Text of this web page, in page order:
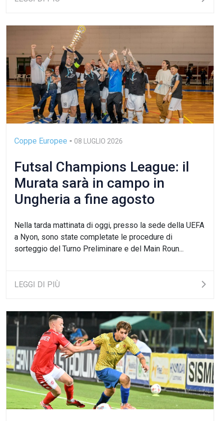
Coppe Europee - 08 LUGLIO 2026
Futsal Champions League: il
Murata sarà in campo in
Ungheria a fine agosto
Nella tarda mattinata di oggi, presso la sede della UEFA
a Nyon, sono state completate le procedure di
sorteggio del Turno Preliminare e del Main Roun...
LEGGI DI PIÙ